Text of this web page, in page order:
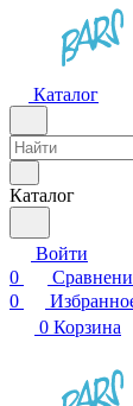
Каталог
Каталог
Войти
0
0
0 Корзина